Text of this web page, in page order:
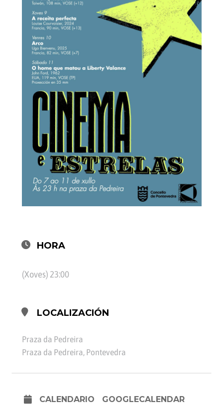
HORA
(Xoves) 23:00
LOCALIZACIÓN
Praza da Pedreira
Praza da Pedreira, Pontevedra
CALENDARIO GOOGLECALENDAR